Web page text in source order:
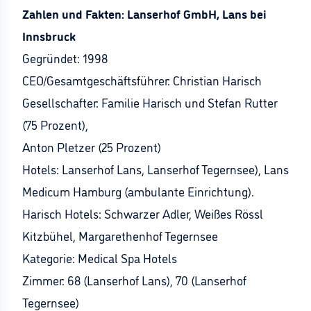
Zahlen und Fakten: Lanserhof GmbH, Lans bei
Innsbruck
Gegründet: 1998
CEO/Gesamtgeschäftsführer: Christian Harisch
Gesellschafter: Familie Harisch und Stefan Rutter
(75 Prozent),
Anton Pletzer (25 Prozent)
Hotels: Lanserhof Lans, Lanserhof Tegernsee), Lans
Medicum Hamburg (ambulante Einrichtung).
Harisch Hotels: Schwarzer Adler, Weißes Rössl
Kitzbühel, Margarethenhof Tegernsee
Kategorie: Medical Spa Hotels
Zimmer: 68 (Lanserhof Lans), 70 (Lanserhof
Tegernsee)